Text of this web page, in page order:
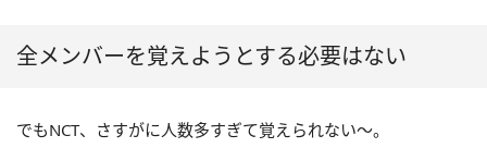
全メンバーを覚えようとする必要はない
でもNCT、さすがに人数多すぎて覚えられない〜。